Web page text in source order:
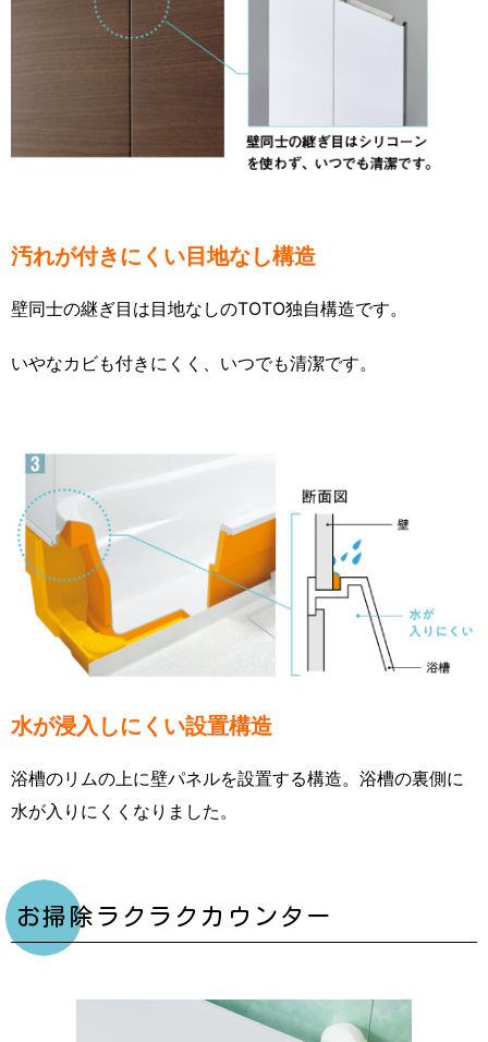
汚れが付きにくい目地なし構造
壁同士の継ぎ目は目地なしのTOTO独自構造です。
いやなカビも付きにくく、いつでも清潔です。
水が浸入しにくい設置構造
浴槽のリムの上に壁パネルを設置する構造。浴槽の裏側に
水が入りにくくなりました 。
お掃除ラクラクカウンター